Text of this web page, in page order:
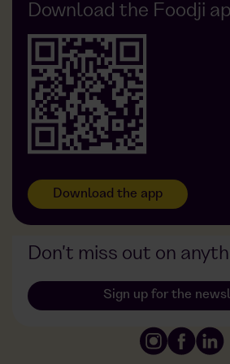
Foodji at OxyCare
Foodji at Gehrke Econ
Foodji at Widmann
Foodji at DDG
Download the Foodji
Download the app
Don't miss out on
Sign up for the